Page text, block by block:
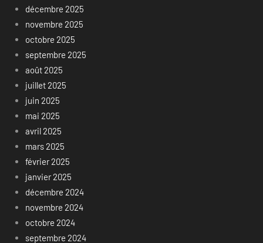
décembre 2025
novembre 2025
octobre 2025
septembre 2025
août 2025
juillet 2025
juin 2025
mai 2025
avril 2025
mars 2025
février 2025
janvier 2025
décembre 2024
novembre 2024
octobre 2024
septembre 2024